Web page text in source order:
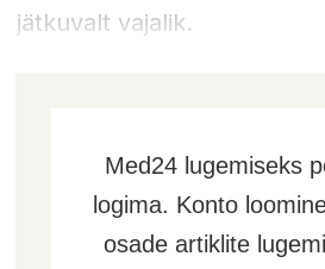
jätkuvalt vajalik.
Med24 lugemiseks
logima. Konto
osade artiklite